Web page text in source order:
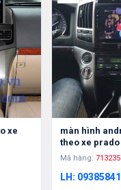
xe
màn hình
theo xe prado
Mã hàng: 713235
LH: